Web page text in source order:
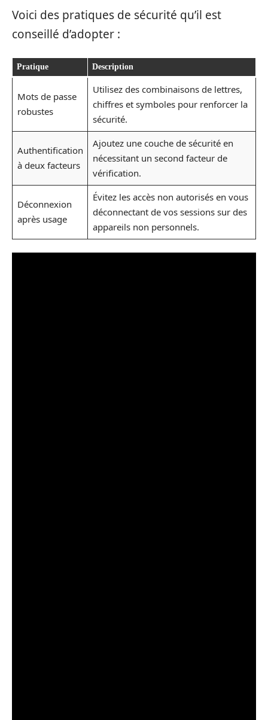
Voici des pratiques de sécurité qu’il est
conseillé d’adopter :
Pratique Description
Mots de passe
robustes
Utilisez des combinaisons de lettres,
chiffres et symboles pour renforcer la
sécurité.
Authentification
à deux facteurs
Ajoutez une couche de sécurité en
nécessitant un second facteur de
vérification.
Déconnexion
après usage
Évitez les accès non autorisés en vous
déconnectant de vos sessions sur des
appareils non personnels.